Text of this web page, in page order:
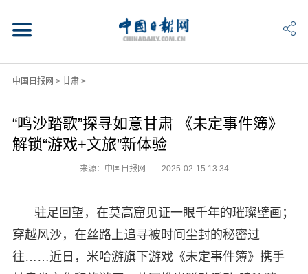
中国日报网 > 甘肃>
“鸣沙踏歌”探寻如意甘肃 《未定事件簿》
解锁“游戏+文旅”新体验
来源：中国日报网 2025-02-15 13:34
驻足回望，在莫高窟见证一眼千年的璀璨壁画；
穿越风沙，在丝路上追寻被时间尘封的秘密过
往……近日，米哈游旗下游戏《未定事件簿》携手